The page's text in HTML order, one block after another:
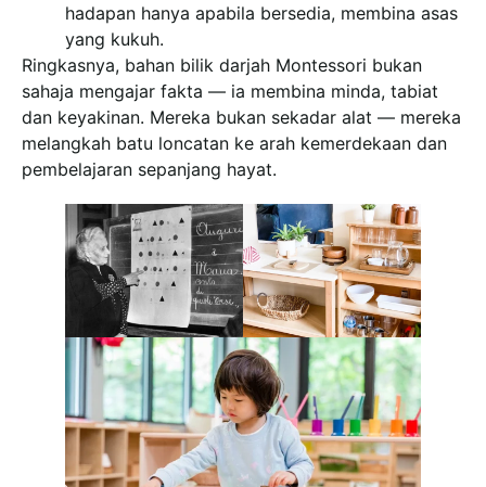
hadapan hanya apabila bersedia, membina asas
yang kukuh.
Ringkasnya, bahan bilik darjah Montessori bukan
sahaja mengajar fakta — ia membina minda, tabiat
dan keyakinan. Mereka bukan sekadar alat — mereka
melangkah batu loncatan ke arah kemerdekaan dan
pembelajaran sepanjang hayat.